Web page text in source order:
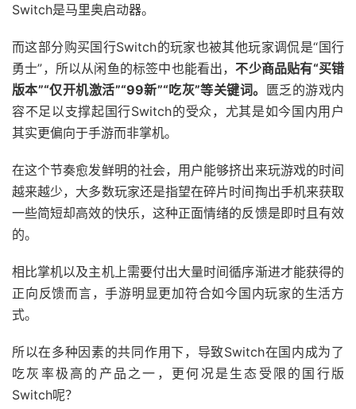
Switch是马里奥启动器。
而这部分购买国行Switch的玩家也被其他玩家调侃是“国行
勇士”，所以从闲鱼的标签中也能看出，不少商品贴有“买错
版本”“仅开机激活”“99新”“吃灰”等关键词。 匮乏的游戏内
容不足以支撑起国行Switch的受众，尤其是如今国内用户
其实更偏向于手游而非掌机。
在这个节奏愈发鲜明的社会，用户能够挤出来玩游戏的时间
越来越少，大多数玩家还是指望在碎片时间掏出手机来获取
一些简短却高效的快乐，这种正面情绪的反馈是即时且有效
的。
相比掌机以及主机上需要付出大量时间循序渐进才能获得的
正向反馈而言，手游明显更加符合如今国内玩家的生活方
式。
所以在多种因素的共同作用下，导致Switch在国内成为了
吃灰率极高的产品之一，更何况是生态受限的国行版
Switch呢？